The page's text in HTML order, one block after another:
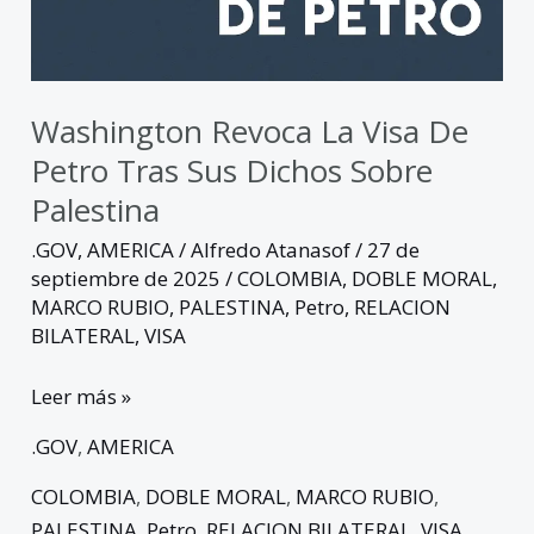
Washington Revoca La Visa De
Petro Tras Sus Dichos Sobre
Palestina
.GOV,AMERICA/Alfredo Atanasof/ 27 de
septiembre de 2025/COLOMBIA, DOBLE MORAL,
MARCO RUBIO, PALESTINA, Petro, RELACION
BILATERAL,VISA
Leer más »
.GOV,AMERICA
COLOMBIA, DOBLE MORAL, MARCO RUBIO,